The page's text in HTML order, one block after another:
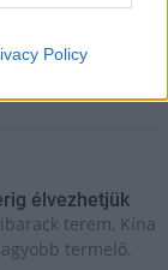
Policy
élvezhetjük
terem, Kína
termelő.